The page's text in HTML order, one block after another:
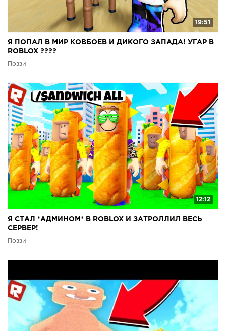
19:51
Я ПОПАЛ В МИР КОВБОЕВ И ДИКОГО ЗАПАДА! УГАР В
ROBLOX ????
Поззи
12:12
Я СТАЛ *АДМИНОМ* В ROBLOX И ЗАТРОЛЛИЛ ВЕСЬ
СЕРВЕР!
Поззи